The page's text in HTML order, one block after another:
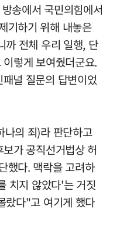
송에서 국민의힘에서
기하기 위해 내놓은
까 전체 우리 일행, 단
렇게 보여줬더군요.
널 질문의 답변이었
나의 죄)라 판단하고
가 공직선거법상 허
했다. 맥락을 고려하
치지 않았다'는 거짓
랐다"고 여기게 했다